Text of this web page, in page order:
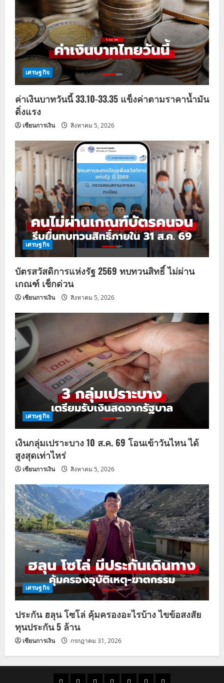
เศรษฐกิจ
ค่าเงินบาทวันนี้ 33.10-33.35 แข็งค่าตามราคาน้ำมัน
ดิ่งแรง
เซียนการเงิน สิงหาคม 5, 2026
เศรษฐกิจ
บัตรสวัสดิการแห่งรัฐ 2569 ทบทวนสิทธิ์ ไม่ผ่าน
เกณฑ์ เช็กด่วน
เซียนการเงิน สิงหาคม 5, 2026
เศรษฐกิจ
เงินกลุ่มเปราะบาง 10 ส.ค. 69 โอนเข้าวันไหน ได้
สูงสุดเท่าไหร่
เซียนการเงิน สิงหาคม 5, 2026
เศรษฐกิจ
ประกัน ฮลุน โซโล่ คุ้มครองอะไรบ้าง ไขข้อสงสัย
ทุนประกัน 5 ล้าน
เซียนการเงิน กรกฎาคม 31, 2026
ราคาแนว ข่าว ข่าว ดูด ที่ ผู้ชาย